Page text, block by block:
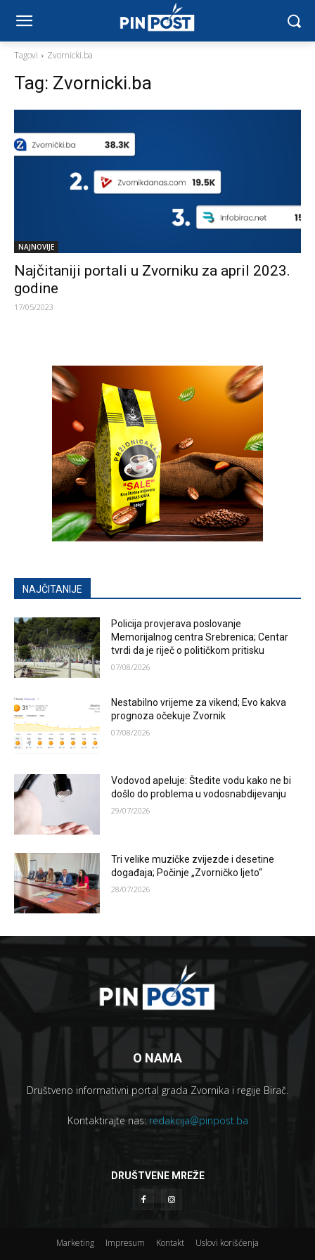
Tagovi Zvornicki.ba
Tag: Zvornicki.ba
NAJNOVIJE
Najčitaniji portali u Zvorniku za april 2023.
godine
17/05/2023
NAJČITANIJE
Policija provjerava poslovanje
Memorijalnog centra Srebrenica; Centar
tvrdi da je riječ o političkom pritisku
07/08/2026
Nestabilno vrijeme za vikend; Evo kakva
prognoza očekuje Zvornik
07/08/2026
Vodovod apeluje: Štedite vodu kako ne bi
došlo do problema u vodosnabdijevanju
29/07/2026
Tri velike muzičke zvijezde i desetine
događaja; Počinje „Zvorničko ljeto“
28/07/2026
O NAMA
Društveno informativni portal grada Zvornika i regije Birač.
Kontaktirajte nas: redakcija@pinpost.ba
DRUŠTVENE MREŽE
Marketing Impresum Kontakt Uslovi korišćenja